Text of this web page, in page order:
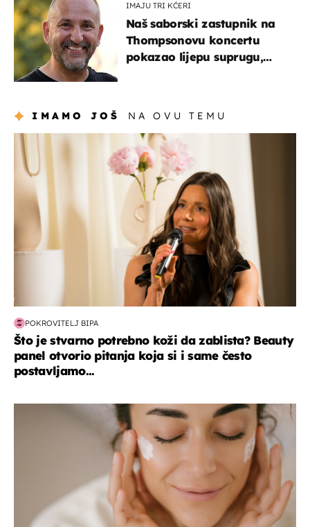
IMAJU TRI KĆERI
Naš saborski zastupnik na
Thompsonovu koncertu
pokazao lijepu suprugu,
IMAMO JOŠ NA OVU TEMU
moda & ljepota
POKROVITELJ BIPA
Što je stvarno potrebno koži da zablista? Beauty
panel otvorio pitanja koja si i same često
postavljamo...
moda & ljepota